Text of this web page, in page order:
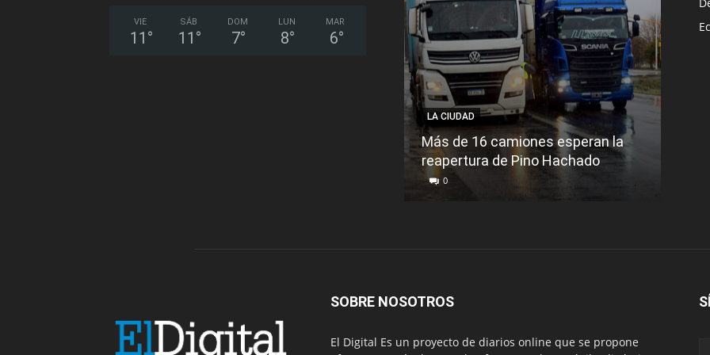
VIE
11 °
SÁB
11 °
DOM
7°
LUN
8°
MAR
6°
LA CIUDAD
Más de 16 camiones esperan la
reapertura de Pino Hachado
0
SOBRE NOSOTROS
El Digital Es un proyecto de diarios online que se propone